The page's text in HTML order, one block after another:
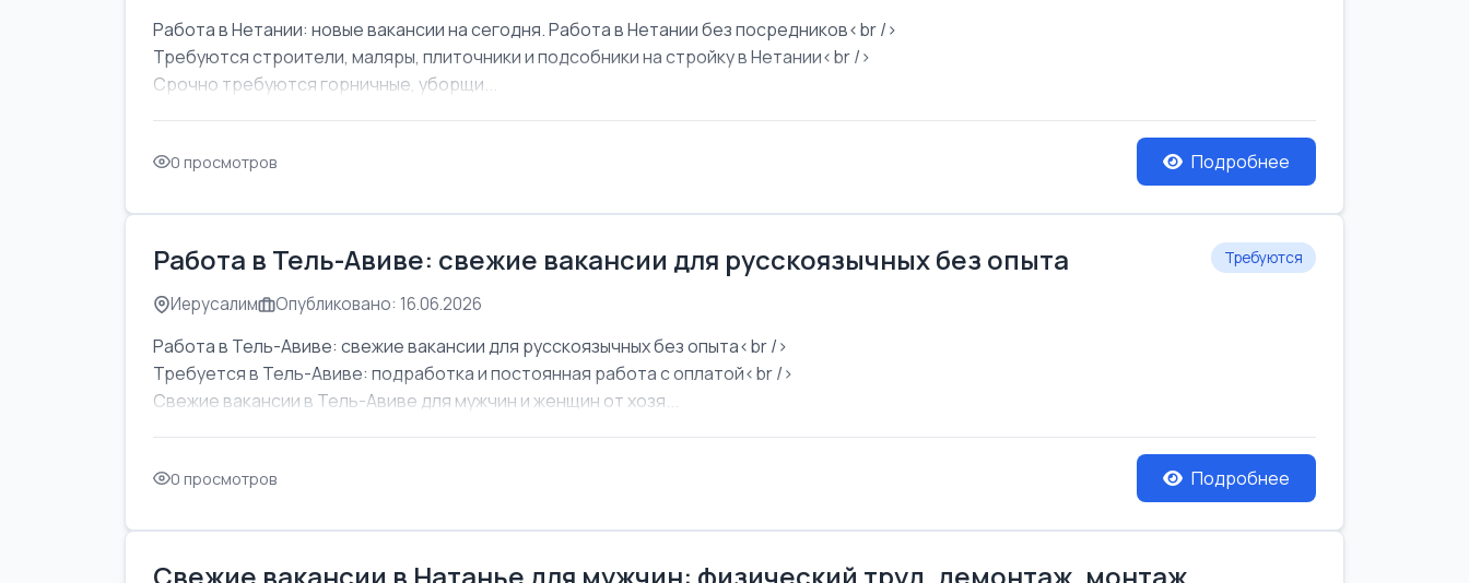
Работа в Нетании: новые вакансии на сегодня. Работа в Нетании без посредников<br />
Требуются строители, маляры, плиточники и подсобники на стройку в Нетании<br />
Срочно требуются горничные, уборщи...
0 просмотров Подробнее
Работа в Тель-Авиве: свежие вакансии для русскоязычных без опыта Требуются
Иерусалим Опубликовано: 16.06.2026
Работа в Тель-Авиве: свежие вакансии для русскоязычных без опыта<br />
Требуется в Тель-Авиве: подработка и постоянная работа с оплатой<br />
Свежие вакансии в Тель-Авиве для мужчин и женщин от хозя...
0 просмотров Подробнее